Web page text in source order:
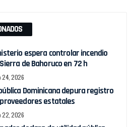
espera controlar incendio
de Bahoruco en 72 h
24, 2026
Dominicana depura registro
estatales
22, 2026